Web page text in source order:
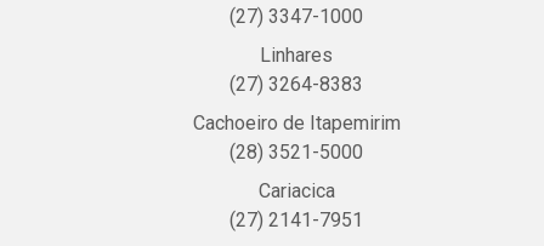
(27) 3347-1000
Linhares
(27) 3264-8383
Cachoeiro de Itapemirim
(28) 3521-5000
Cariacica
(27) 2141-7951